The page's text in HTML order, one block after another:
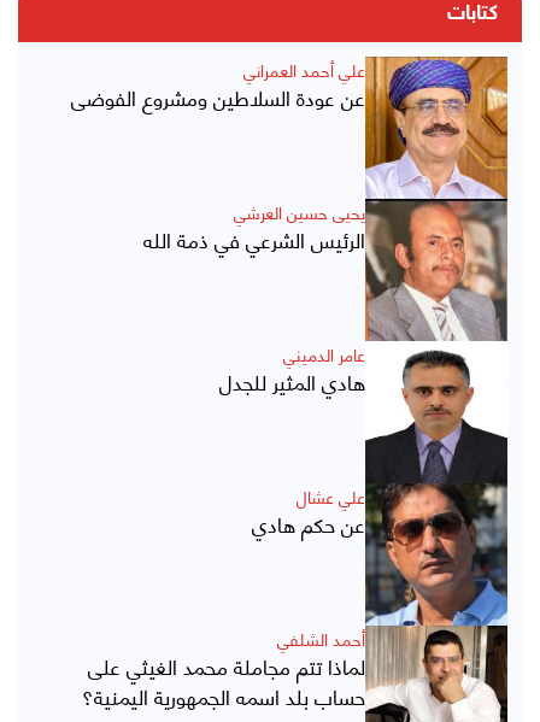
كتابات
علي أحمد العمراني
عن عودة السلاطين ومشروع الفوضى
يحيى حسين العرشي
الرئيس الشرعي في ذمة الله
عامر الدميني
هادي المثير للجدل
علي عشال
عن حكم هادي
أحمد الشلفي
لماذا تتم مجاملة محمد الغيثي على
حساب بلد اسمه الجمهورية اليمنية؟